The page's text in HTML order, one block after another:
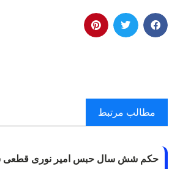
مطالب مرتبط
حکم شش سال حبس امیر نوری قطعی